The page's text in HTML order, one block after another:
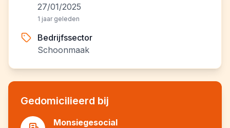
27/01/2025
1 jaar geleden
Bedrijfssector
Schoonmaak
Gedomicilieerd bij
Monsiegesocial